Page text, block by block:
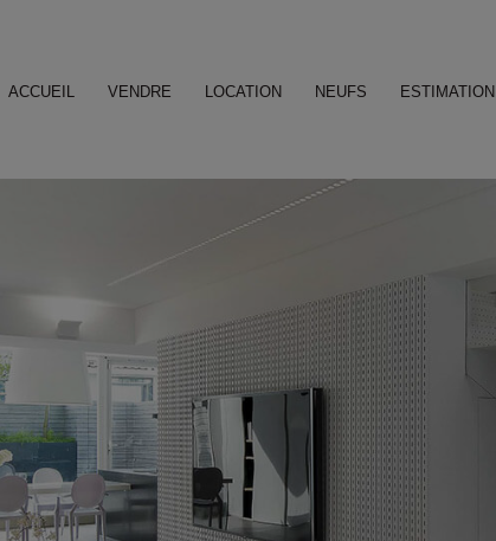
ACCUEIL VENDRE LOCATION NEUFS ESTIMATION